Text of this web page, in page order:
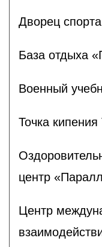
Дворец
База отдыха
Военный
Точка
центр
Центр